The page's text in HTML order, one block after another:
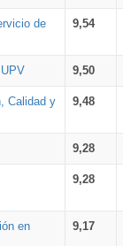
de
9,54
9,50
Calidad y
9,48
9,28
9,28
en
9,17